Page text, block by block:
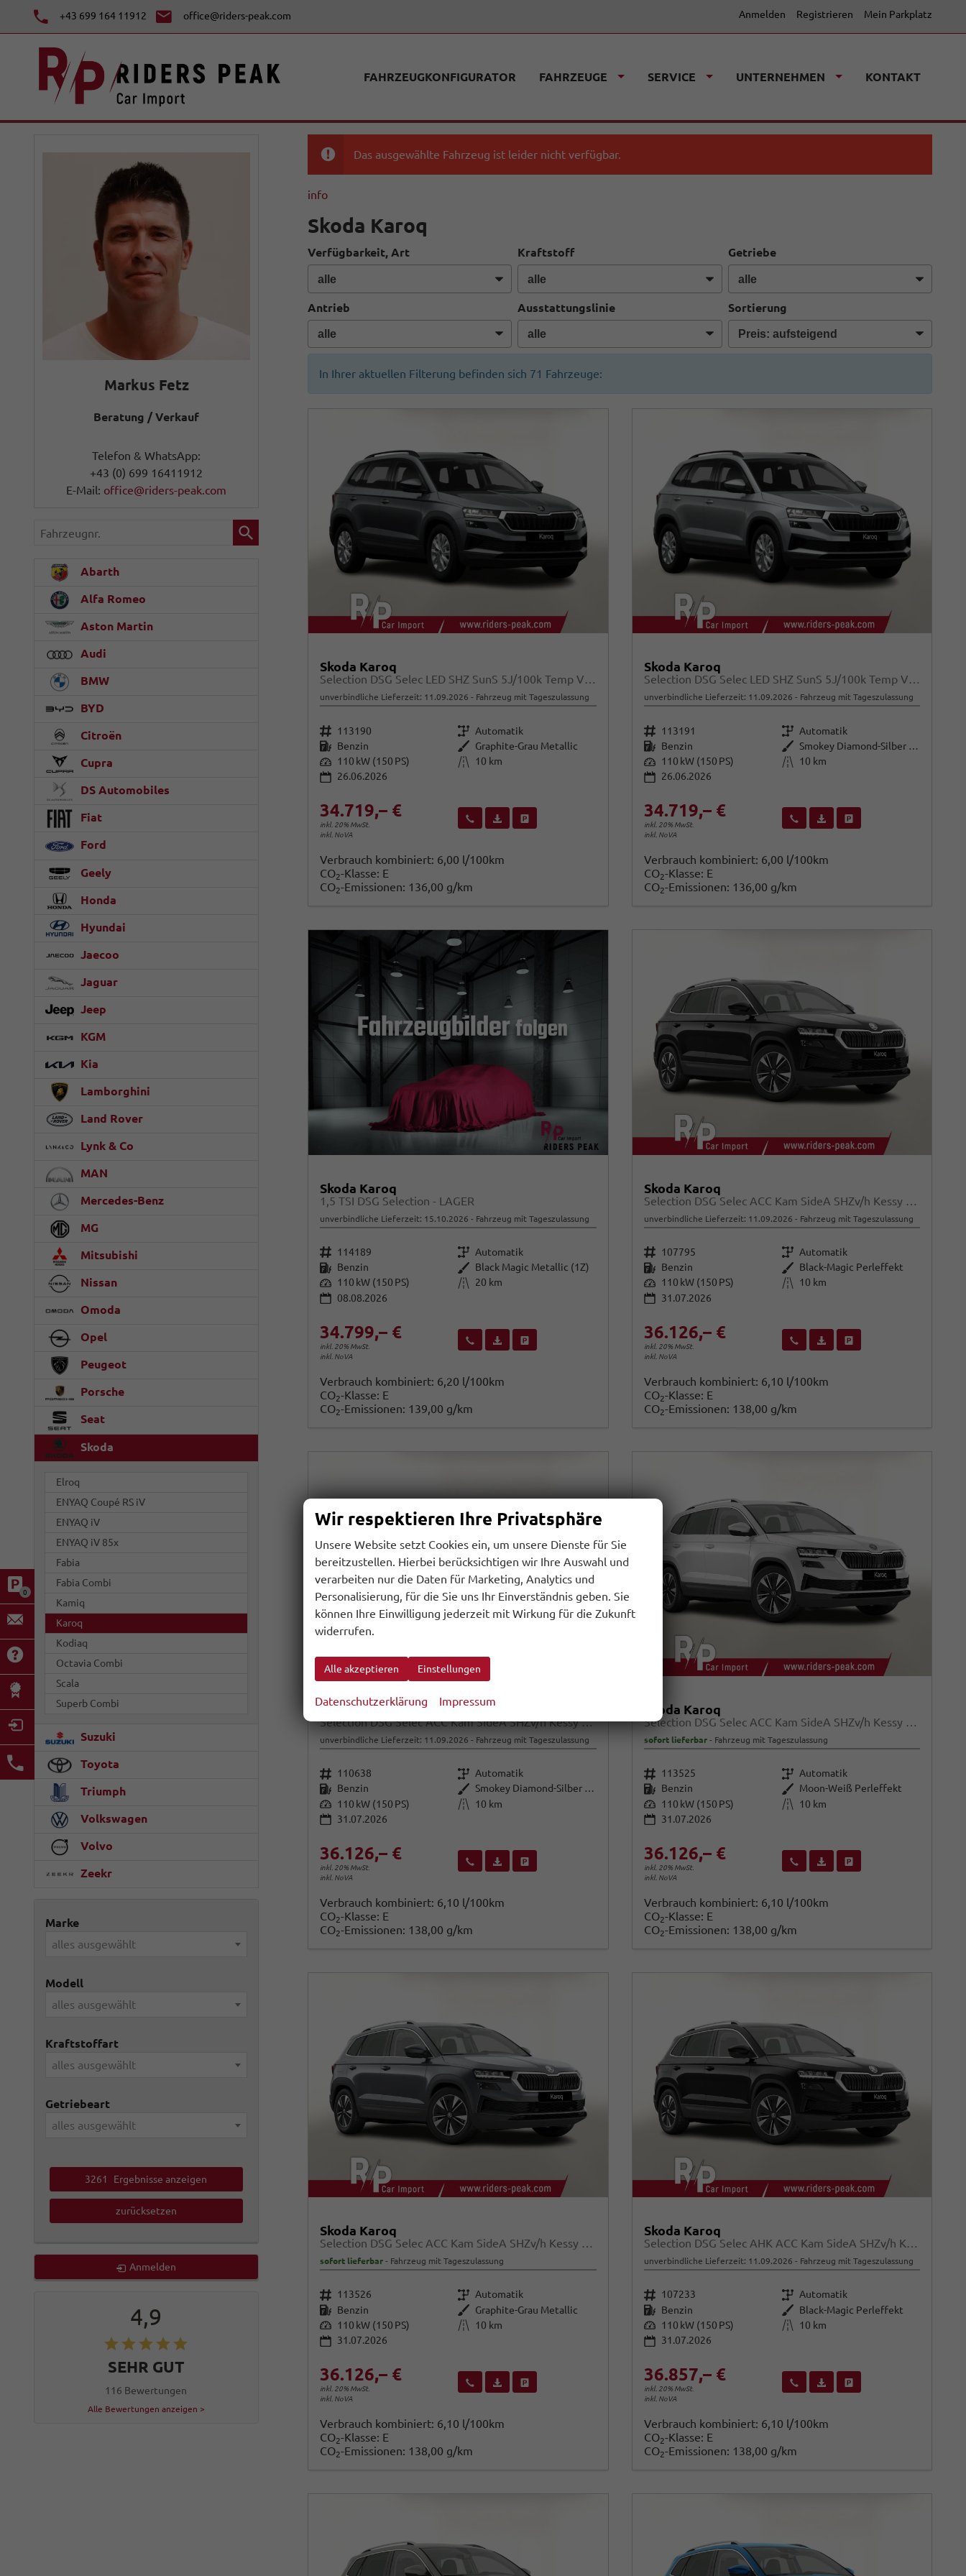
+43 699 164 11912 office@riders-peak.com Anmelden Registrieren Mein Parkplatz
0
FAHRZEUGKONFIGURATOR FAHRZEUGE SERVICE UNTERNEHMEN KONTAKT
Das ausgewählte Fahrzeug ist leider nicht verfügbar.
info
Skoda Karoq
Verfügbarkeit, Art Kraftstoff Getriebe
Antrieb Ausstattungslinie Sortierung
In Ihrer aktuellen Filterung befinden sich 71 Fahrzeuge:
Skoda Karoq
Selection DSG Selec LED SHZ SunS 5J/100k Temp VirtC
unverbindliche Lieferzeit: 11.09.2026 Fahrzeug mit Tageszulassung
Fahrzeugnr. 113190 Getriebe Automatik
Kraftstoff Benzin Außenfarbe Graphite-Grau Metallic
Leistung 110 kW (150 PS) Kilometerstand 10 km
26.06.2026
34.719,– €
inkl. 20% MwSt.
inkl. NoVA
Wir rufen Sie anFahrzeugexposé (PDF)
Verbrauch kombiniert: 6,00 l/100km
CO2-Klasse: E
CO2-Emissionen: 136,00 g/km
Skoda Karoq
Selection DSG Selec LED SHZ SunS 5J/100k Temp VirtC
unverbindliche Lieferzeit: 11.09.2026 Fahrzeug mit Tageszulassung
Fahrzeugnr. 113191 Getriebe Automatik
Kraftstoff Benzin Außenfarbe
Smokey Diamond-Silber Metallic
Leistung 110 kW (150 PS) Kilometerstand
10 km
26.06.2026
34.719,– €
inkl. 20% MwSt.
inkl. NoVA
Wir rufen Sie anFahrzeugexposé (PDF)
Fahrzeug parken
Verbrauch kombiniert: 6,00 l/100km
CO2-Klasse: E
CO2-Emissionen: 136,00 g/km
Skoda Karoq
1,5 TSI DSG Selection - LAGER
unverbindliche Lieferzeit: 15.10.2026 Fahrzeug mit Tageszulassung
Fahrzeugnr. 114189 Getriebe Automatik
Kraftstoff Benzin Außenfarbe Black Magic Metallic (1Z)
Leistung 110 kW (150 PS) Kilometerstand 20 km
08.08.2026
34.799,– €
inkl. 20% MwSt.
inkl. NoVA
Wir rufen Sie anFahrzeugexposé (PDF)
Verbrauch kombiniert: 6,20 l/100km
CO2-Klasse: E
CO2-Emissionen: 139,00 g/km
Skoda Karoq
Selection DSG Selec ACC Kam SideA SHZv/h Kessy SunS
unverbindliche Lieferzeit: 11.09.2026 Fahrzeug mit Tageszulassung
Fahrzeugnr. 107795 Getriebe Automatik
Kraftstoff Benzin Außenfarbe Black-Magic Perleffekt
Leistung 110 kW (150 PS) Kilometerstand
10 km
31.07.2026
36.126,– €
inkl. 20% MwSt.
inkl. NoVA
Wir rufen Sie anFahrzeugexposé (PDF)
Fahrzeug parken
Verbrauch kombiniert: 6,10 l/100km
CO2-Klasse: E
CO2-Emissionen: 138,00 g/km
Skoda Karoq
Selection DSG Selec ACC Kam SideA SHZv/h Kessy SunS
unverbindliche Lieferzeit: 11.09.2026 Fahrzeug mit Tageszulassung
Fahrzeugnr. 110638 Getriebe Automatik
Kraftstoff Benzin Außenfarbe
Smokey Diamond-Silber Metallic
Leistung 110 kW (150 PS) Kilometerstand 10 km
31.07.2026
36.126,– €
inkl. 20% MwSt.
inkl. NoVA
Wir rufen Sie anFahrzeugexposé (PDF)
Verbrauch kombiniert: 6,10 l/100km
CO2-Klasse: E
CO2-Emissionen: 138,00 g/km
Skoda Karoq
Selection DSG Selec ACC Kam SideA SHZv/h Kessy SunS
sofort lieferbar Fahrzeug mit Tageszulassung
Fahrzeugnr. 113525 Getriebe Automatik
Kraftstoff Benzin Außenfarbe Moon-Weiß Perleffekt
Leistung 110 kW (150 PS) Kilometerstand
10 km
31.07.2026
36.126,– €
inkl. 20% MwSt.
inkl. NoVA
Wir rufen Sie anFahrzeugexposé (PDF)
Fahrzeug parken
Verbrauch kombiniert: 6,10 l/100km
CO2-Klasse: E
CO2-Emissionen: 138,00 g/km
Skoda Karoq
Selection DSG Selec ACC Kam SideA SHZv/h Kessy SunS
sofort lieferbar Fahrzeug mit Tageszulassung
Fahrzeugnr. 113526 Getriebe Automatik
Kraftstoff Benzin Außenfarbe Graphite-Grau Metallic
Leistung 110 kW (150 PS) Kilometerstand 10 km
31.07.2026
36.126,– €
inkl. 20% MwSt.
inkl. NoVA
Wir rufen Sie anFahrzeugexposé (PDF)
Verbrauch kombiniert: 6,10 l/100km
CO2-Klasse: E
CO2-Emissionen: 138,00 g/km
Skoda Karoq
Selection DSG Selec AHK ACC Kam SideA SHZv/h Kessy
unverbindliche Lieferzeit: 11.09.2026 Fahrzeug mit Tageszulassung
Fahrzeugnr. 107233 Getriebe Automatik
Kraftstoff Benzin Außenfarbe Black-Magic Perleffekt
Leistung 110 kW (150 PS) Kilometerstand
10 km
31.07.2026
36.857,– €
inkl. 20% MwSt.
inkl. NoVA
Wir rufen Sie anFahrzeugexposé (PDF)
Fahrzeug parken
Verbrauch kombiniert: 6,10 l/100km
CO2-Klasse: E
CO2-Emissionen: 138,00 g/km
Markus Fetz
Beratung / Verkauf
Telefon & WhatsApp:
+43 (0) 699 16411912
E-Mail: office@riders-peak.com
Fahrzeugnr.
Abarth
Alfa Romeo
Aston Martin
Audi
BMW
BYD
Citroën
Cupra
DS Automobiles
Fiat
Ford
Geely
Honda
Hyundai
Jaecoo
Jaguar
Jeep
KGM
Kia
Lamborghini
Land Rover
Lynk & Co
MAN
Mercedes-Benz
MG
Mitsubishi
Nissan
Omoda
Opel
Peugeot
Porsche
Seat
Skoda
Elroq
ENYAQ Coupé RS iV
ENYAQ iV
ENYAQ iV 85x
Fabia
Fabia Combi
Kamiq
Karoq
Kodiaq
Octavia Combi
Scala
Superb Combi
Suzuki
Toyota
Triumph
Volkswagen
Volvo
Zeekr
Marke
alles ausgewählt
Modell
alles ausgewählt
Kraftstoffart
alles ausgewählt
Getriebeart
alles ausgewählt
3261 Ergebnisse anzeigen
zurücksetzen
Anmelden
4,9
SEHR GUT
116 Bewertungen
Alle Bewertungen anzeigen >
Wir respektieren Ihre Privatsphäre
Unsere Website setzt Cookies ein, um unsere Dienste für Sie
bereitzustellen. Hierbei berücksichtigen wir Ihre Auswahl und
verarbeiten nur die Daten für Marketing, Analytics und
Personalisierung, für die Sie uns Ihr Einverständnis geben. Sie
können Ihre Einwilligung jederzeit mit Wirkung für die Zukunft
widerrufen.
Alle akzeptieren Einstellungen
Datenschutzerklärung Impressum